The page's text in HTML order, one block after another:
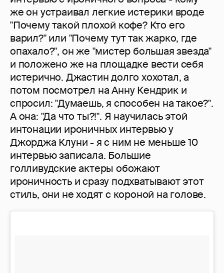
же он устраивал легкие истерики вроде
"Почему такой плохой кофе? Кто его
варил?" или "Почему тут так жарко, где
опахало?", он же "мистер большая звезда"
и положено же на площадке вести себя
истерично. Джастин долго хохотал, а
потом посмотрел на Анну Кендрик и
спросил: "Думаешь, я способен на такое?".
А она: "Да что ты?!". Я научилась этой
интонации ироничных интервью у
Джорджа Клуни - я с ним не меньше 10
интервью записала. Большие
голливудские актеры обожают
ироничность и сразу подхватывают этот
стиль, они не ходят с короной на голове.